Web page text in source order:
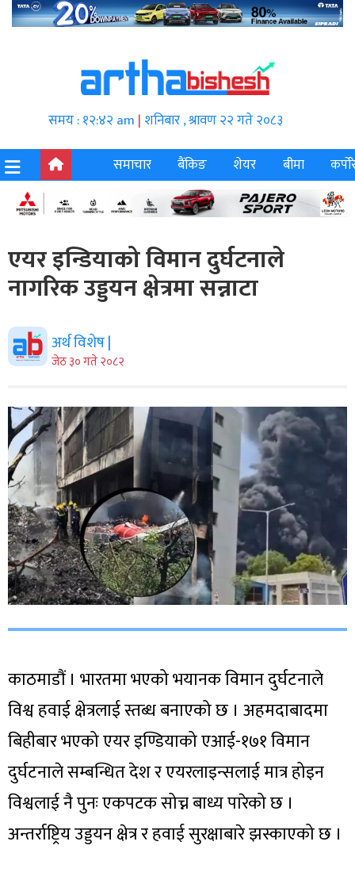
समय : १२:४२ am | शनिबार , श्रावण २२ गते २०८३
समाचार
बैंकिङ शेयर बीमा
एयर इन्डियाको विमान दुर्घटनाले
नागरिक उड्डयन क्षेत्रमा सन्नाटा
अर्थ विशेष |
जेठ ३० गते २०८२
काठमाडौं । भारतमा भएको भयानक विमान दुर्घटनाले
विश्व हवाई क्षेत्रलाई स्तब्ध बनाएको छ । अहमदाबादमा
बिहीबार भएको एयर इण्डियाको एआई-१७१ विमान
दुर्घटनाले सम्बन्धित देश र एयरलाइन्सलाई मात्र होइन
विश्वलाई नै पुनः एकपटक सोच्न बाध्य पारेको छ ।
अन्तर्राष्ट्रिय उड्डयन क्षेत्र र हवाई सुरक्षाबारे झस्काएको छ ।